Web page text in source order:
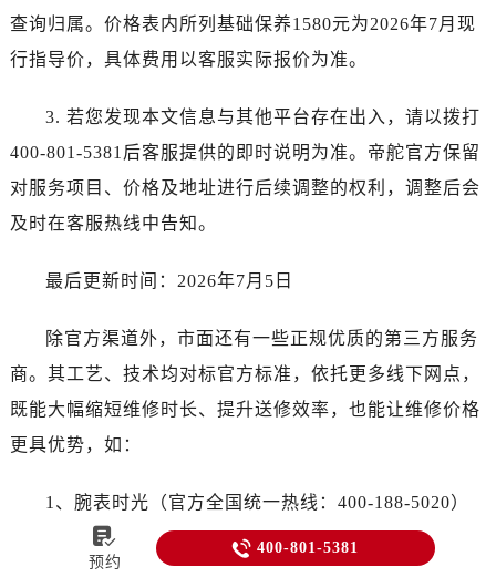
查询归属。价格表内所列基础保养1580元为2026年7月现
行指导价，具体费用以客服实际报价为准。
3. 若您发现本文信息与其他平台存在出入，请以拨打
400-801-5381后客服提供的即时说明为准。帝舵官方保留
对服务项目、价格及地址进行后续调整的权利，调整后会
及时在客服热线中告知。
最后更新时间：2026年7月5日
除官方渠道外，市面还有一些正规优质的第三方服务
商。其工艺、技术均对标官方标准，依托更多线下网点，
既能大幅缩短维修时长、提升送修效率，也能让维修价格
更具优势，如：
1、腕表时光（官方全国统一热线：400-188-5020）
一站式腕表服务平台，始于2001年，50+直营网点分

预约
 400-801-5381